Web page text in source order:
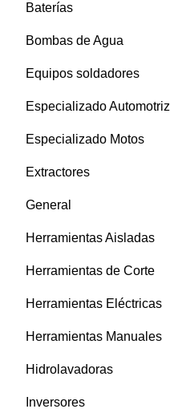
Baterías
Bombas de Agua
Equipos soldadores
Especializado Automotriz
Especializado Motos
Extractores
General
Herramientas Aisladas
Herramientas de Corte
Herramientas Eléctricas
Herramientas Manuales
Hidrolavadoras
Inversores